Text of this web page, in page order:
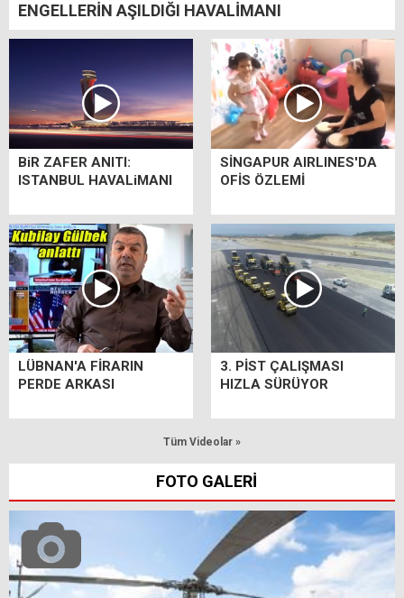
ENGELLERİN AŞILDIĞI HAVALİMANI
BiR ZAFER ANITI:
ISTANBUL HAVALiMANI
SİNGAPUR AIRLINES'DA
OFİS ÖZLEMİ
LÜBNAN'A FİRARIN
PERDE ARKASI
3. PİST ÇALIŞMASI
HIZLA SÜRÜYOR
Tüm Videolar »
FOTO GALERİ